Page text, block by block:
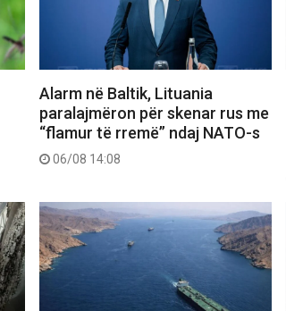
Alarm në Baltik, Lituania
paralajmëron për skenar rus me
“flamur të rremë” ndaj NATO-s
06/08 14:08